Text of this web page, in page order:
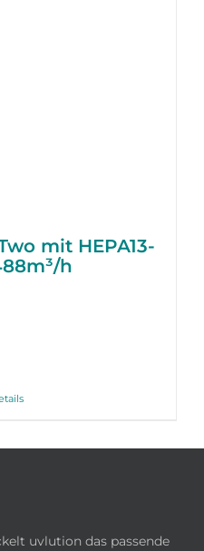
mit HEPA13-
h
uvlution das passende